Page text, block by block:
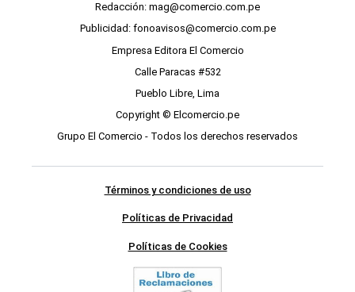
Redacción: mag@comercio.com.pe
Publicidad: fonoavisos@comercio.com.pe
Empresa Editora El Comercio
Calle Paracas #532
Pueblo Libre, Lima
Copyright © Elcomercio.pe
Grupo El Comercio - Todos los derechos reservados
Términos y condiciones de uso
Políticas de Privacidad
Políticas de Cookies